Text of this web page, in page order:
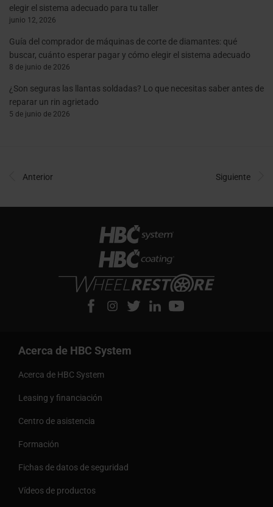
elegir el sistema adecuado para tu taller
junio 12, 2026
Guía del comprador de máquinas de corte de diamantes: qué
buscar, cuánto esperar pagar y cómo elegir el sistema adecuado
8 de junio de 2026
¿Son seguras las llantas soldadas? Lo que necesitas saber antes de
reparar un rin agrietado
5 de junio de 2026
Anterior Siguiente
Acerca de HBC System
Acerca de HBC System
Leasing y financiación
Centro de asistencia
Formación
Fichas de datos de seguridad
Vídeos de productos